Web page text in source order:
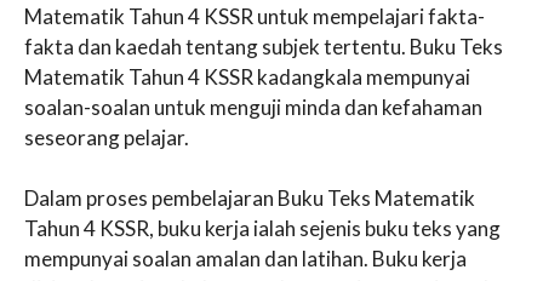
Matematik Tahun 4 KSSR untuk mempelajari fakta-
fakta dan kaedah tentang subjek tertentu. Buku Teks
Matematik Tahun 4 KSSR kadangkala mempunyai
soalan-soalan untuk menguji minda dan kefahaman
seseorang pelajar.
Dalam proses pembelajaran Buku Teks Matematik
Tahun 4 KSSR, buku kerja ialah sejenis buku teks yang
mempunyai soalan amalan dan latihan. Buku kerja